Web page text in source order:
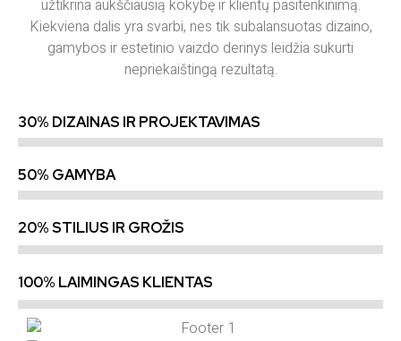
užtikrina aukščiausią kokybę ir klientų pasitenkinimą.
Kiekviena dalis yra svarbi, nes tik subalansuotas dizaino,
gamybos ir estetinio vaizdo derinys leidžia sukurti
nepriekaištingą rezultatą.
30% DIZAINAS IR PROJEKTAVIMAS
50% GAMYBA
20% STILIUS IR GROŽIS
100% LAIMINGAS KLIENTAS